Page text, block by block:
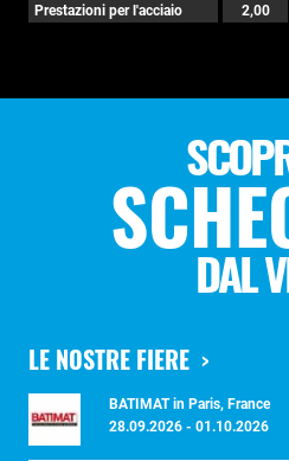
Prestazioni per l'acciaio
2,00
DAL
LE NOSTRE FIERE
BATIMAT in Paris, France
28.09.2026 - 01.10.2026